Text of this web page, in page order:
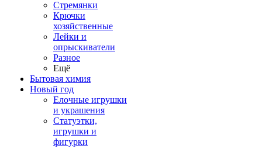
Стремянки
Крючки
хозяйственные
Лейки и
опрыскиватели
Разное
Ещё
Бытовая химия
Новый год
Елочные игрушки
и украшения
Статуэтки,
игрушки и
фигурки